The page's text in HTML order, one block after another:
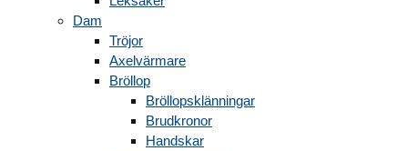
Dam
Tröjor
Axelvärmare
Bröllop
Bröllopsklänningar
Brudkronor
Handskar